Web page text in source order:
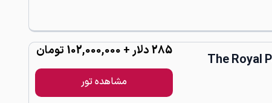
285دلار+ 102,000,000 تومان
مشاهده تور